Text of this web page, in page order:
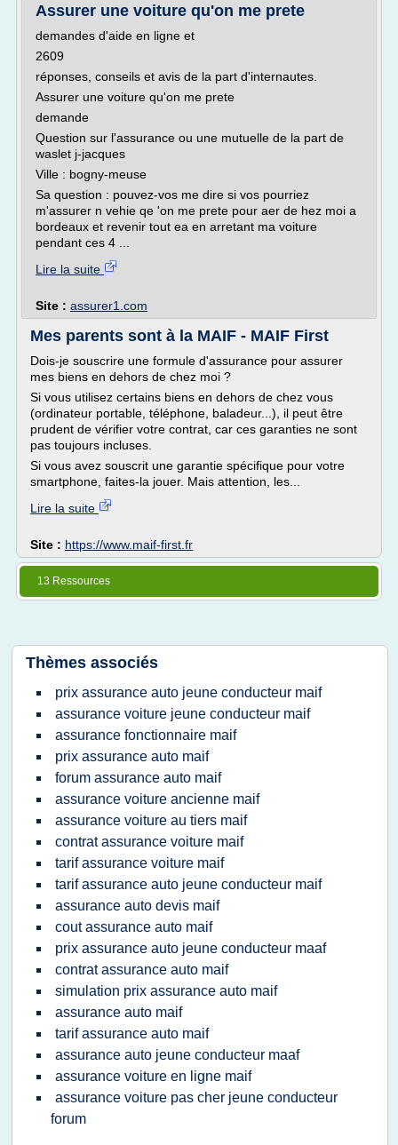
Assurer une voiture qu'on me prete
demandes d'aide en ligne et
2609
réponses, conseils et avis de la part d'internautes.
Assurer une voiture qu'on me prete
demande
Question sur l'assurance ou une mutuelle de la part de
waslet j-jacques
Ville : bogny-meuse
Sa question : pouvez-vos me dire si vos pourriez
m'assurer n vehie qe 'on me prete pour aer de hez moi a
bordeaux et revenir tout ea en arretant ma voiture
pendant ces 4 ...
Lire la suite
Site : assurer1.com
Mes parents sont à la MAIF - MAIF First
Dois-je souscrire une formule d'assurance pour assurer
mes biens en dehors de chez moi ?
Si vous utilisez certains biens en dehors de chez vous
(ordinateur portable, téléphone, baladeur...), il peut être
prudent de vérifier votre contrat, car ces garanties ne sont
pas toujours incluses.
Si vous avez souscrit une garantie spécifique pour votre
smartphone, faites-la jouer. Mais attention, les...
Lire la suite
Site : https://www.maif-first.fr
13 Ressources
Thèmes associés
prix assurance auto jeune conducteur maif
assurance voiture jeune conducteur maif
assurance fonctionnaire maif
prix assurance auto maif
forum assurance auto maif
assurance voiture ancienne maif
assurance voiture au tiers maif
contrat assurance voiture maif
tarif assurance voiture maif
tarif assurance auto jeune conducteur maif
assurance auto devis maif
cout assurance auto maif
prix assurance auto jeune conducteur maaf
contrat assurance auto maif
simulation prix assurance auto maif
assurance auto maif
tarif assurance auto maif
assurance auto jeune conducteur maaf
assurance voiture en ligne maif
assurance voiture pas cher jeune conducteur
forum